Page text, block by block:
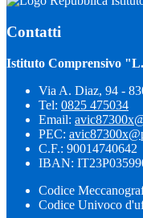
Contatti
Istituto Comprensivo
Via A. Diaz, 94 -
Tel: 0825 475034
Email:
PEC:
C.F.: 90014740642
IBAN:
Codice
Codice Univoco